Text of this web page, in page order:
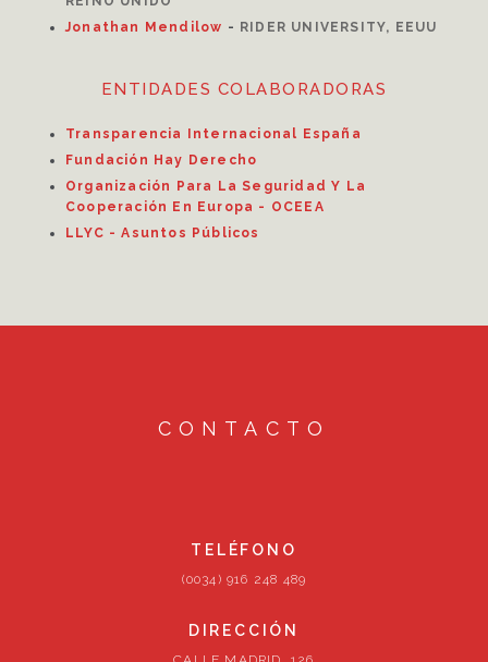
Jonathan Mendilow - RIDER UNIVERSITY, EEUU
ENTIDADES COLABORADORAS
Transparencia Internacional España
Fundación Hay Derecho
Organización Para La Seguridad Y La
Cooperación En Europa - OCEEA
LLYC - Asuntos Públicos
CONTACTO
TELÉFONO
(0034) 916 248 489
DIRECCIÓN